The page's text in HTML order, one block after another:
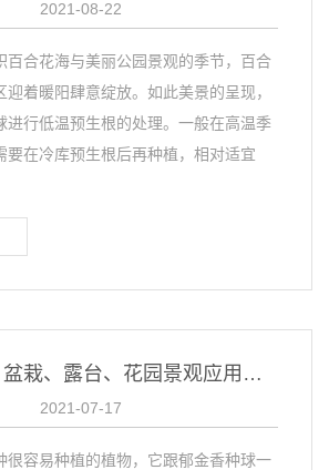
2021-08-22
百合花海与美丽公园景观的季节，百合
迎着暖阳肆意绽放。如此美景的呈现，
进行低温预生根的处理。一般在高温季
要在冷库预生根后再种植，相对适宜
彩色马蹄莲｜盆栽、露台、花园景观应用姣好
2021-07-17
很容易种植的植物，它跟郁金香种球一